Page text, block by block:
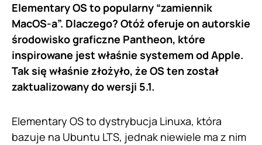
Elementary OS to popularny “zamiennik
MacOS-a”. Dlaczego? Otóż oferuje on autorskie
środowisko graficzne Pantheon, które
inspirowane jest właśnie systemem od Apple.
Tak się właśnie złożyło, że OS ten został
zaktualizowany do wersji 5.1.
Elementary OS to dystrybucja Linuxa, która
bazuje na Ubuntu LTS, jednak niewiele ma z nim